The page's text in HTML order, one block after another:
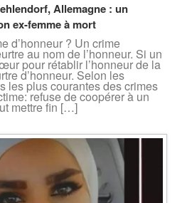
Allemagne : un
ex-femme à mort
d’honneur ? Un crime
au nom de l’honneur. Si un
pour rétablir l’honneur de la
d’honneur. Selon les
les plus courantes des crimes
refuse de coopérer à un
mettre fin […]